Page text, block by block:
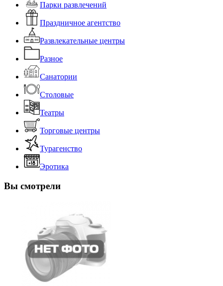
Парки развлечений
Праздничное агентство
Развлекательные центры
Разное
Санатории
Столовые
Театры
Торговые центры
Турагенство
Эротика
Вы смотрели